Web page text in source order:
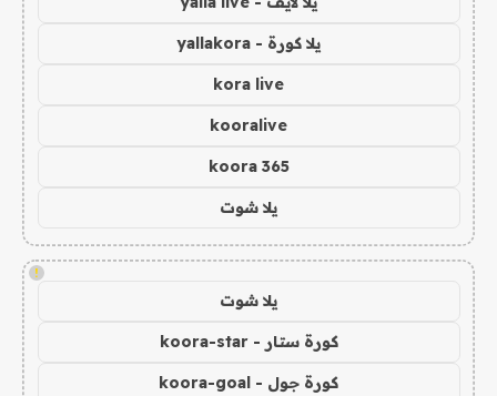
يلا كورة - yallakora
kora live
kooralive
koora 365
يلا شوت
!
يلا شوت
كورة ستار - koora-star
كورة جول - koora-goal